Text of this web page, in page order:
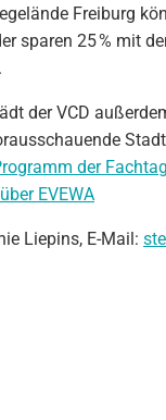
Freiburg
sparen 25 % mit
.
der VCD
der
EVEWA
Liepins, E-Mail: